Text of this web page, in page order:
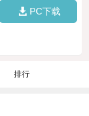
PC下载
排行